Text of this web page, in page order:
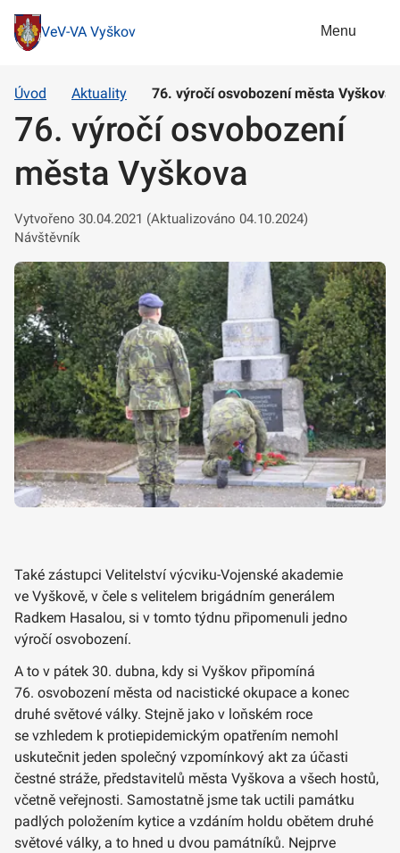
VeV-VA Vyškov Menu
Úvod Aktuality 76. výročí osvobození města Vyškova
76. výročí osvobození
města Vyškova
Vytvořeno 30.04.2021 (Aktualizováno 04.10.2024)
Návštěvník
Také zástupci Velitelství výcviku-Vojenské akademie
ve Vyškově, v čele s velitelem brigádním generálem
Radkem Hasalou, si v tomto týdnu připomenuli jedno
výročí osvobození.
A to v pátek 30. dubna, kdy si Vyškov připomíná
76. osvobození města od nacistické okupace a konec
druhé světové války. Stejně jako v loňském roce
se vzhledem k protiepidemickým opatřením nemohl
uskutečnit jeden společný vzpomínkový akt za účasti
čestné stráže, představitelů města Vyškova a všech hostů,
včetně veřejnosti. Samostatně jsme tak uctili památku
padlých položením kytice a vzdáním holdu obětem druhé
světové války, a to hned u dvou památníků. Nejprve